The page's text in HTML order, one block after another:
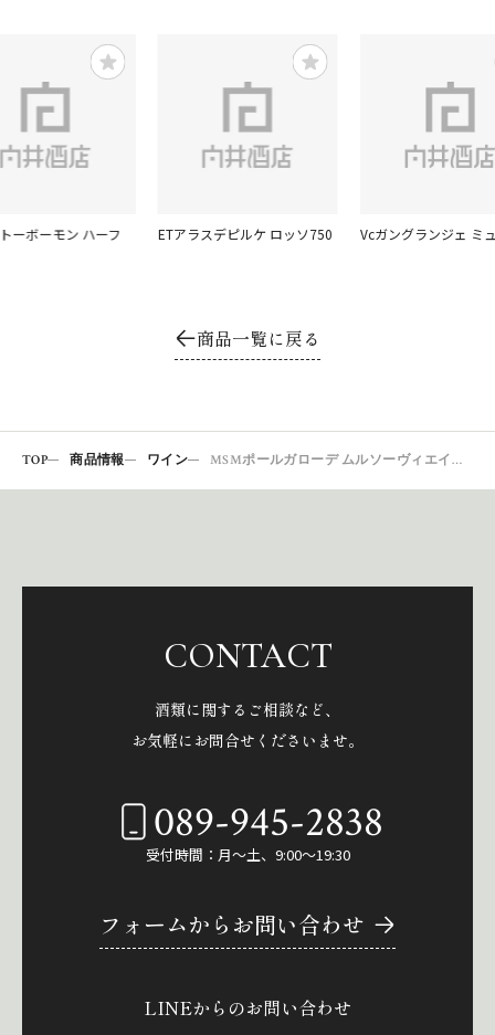
ーボーモン ハーフ ETアラスデピルケ ロッソ750 Vcガングランジェ ミ
商品一覧に戻る
TOP 商品情報 ワイン MSMポールガローデ ムルソーヴィエイユヴィーニュ18
CONTACT
酒類に関するご相談など、
お気軽にお問合せくださいませ。
089-945-2838
受付時間：月～土、9:00～19:30
フォームからお問い合わせ
LINEからのお問い合わせ